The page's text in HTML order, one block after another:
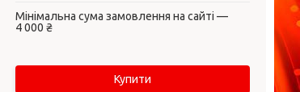
Мінімальна сума замовлення на сайті —
4 000 ₴
Купити